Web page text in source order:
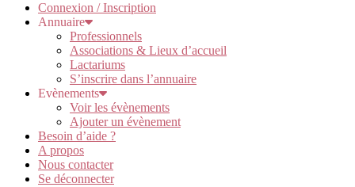
Connexion / Inscription
Annuaire
Professionnels
Associations & Lieux d’accueil
Lactariums
S’inscrire dans l’annuaire
Evènements
Voir les évènements
Ajouter un évènement
Besoin d’aide ?
A propos
Nous contacter
Se déconnecter